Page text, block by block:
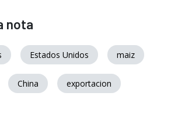
nota
Estados Unidos maiz
China exportacion